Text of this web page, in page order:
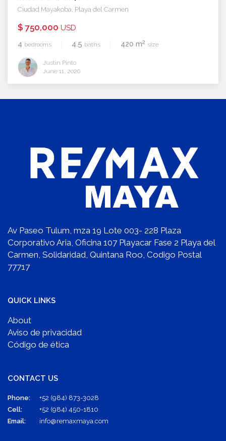
Ciudad Mayakoba, Playa del Carmen
$ 750,000 USD
4 bedrooms 4.5 baths 420 m2 size
Justin Pinto
June 11, 2026
Av Paseo Tulum, mza 19 Lote 003- 228 Plaza
Corporativo Aria, Oficina 107 Playacar Fase 2 Playa del
Carmen, Solidaridad, Quintana Roo, Codigo Postal
77717
QUICK LINKS
About
Aviso de privacidad
Código de ética
CONTACT US
Phone:
+52 (984) 873-3028
Cell:
+52 (984) 450-1810
Email:
info@remaxmaya.com